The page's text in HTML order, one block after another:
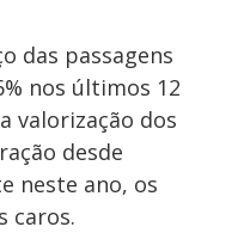
das passagens
nos últimos 12
valorização dos
desde
neste ano, os
caros.